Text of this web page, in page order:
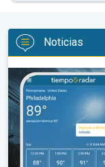
Noticias
La oleada de